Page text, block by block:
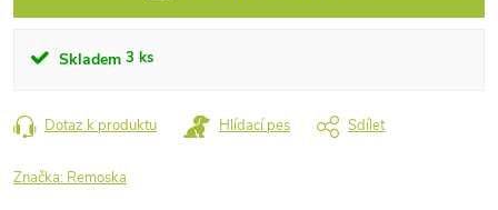
Skladem 3 ks
Dotaz k produktu Hlídací pes Sdílet
Značka: Remoska